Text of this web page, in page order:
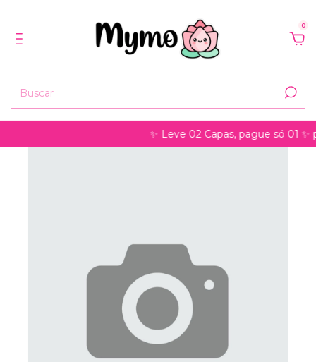
0
✨ Leve 02 Capas, pague só 01 ✨